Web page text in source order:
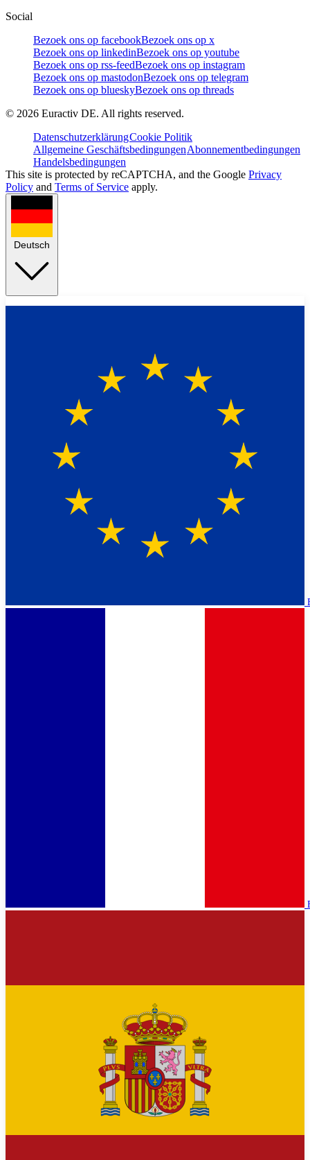
Social
Bezoek ons op facebookBezoek ons op x
Bezoek ons op linkedinBezoek ons op youtube
Bezoek ons op rss-feedBezoek ons op instagram
Bezoek ons op mastodonBezoek ons op telegram
Bezoek ons op blueskyBezoek ons op threads
© 2026 Euractiv DE. All rights reserved.
DatenschutzerklärungCookie Politik
Allgemeine GeschäftsbedingungenAbonnementbedingungen
Handelsbedingungen
This site is protected by reCAPTCHA, and the Google Privacy
Policy and Terms of Service apply.
Deutsch